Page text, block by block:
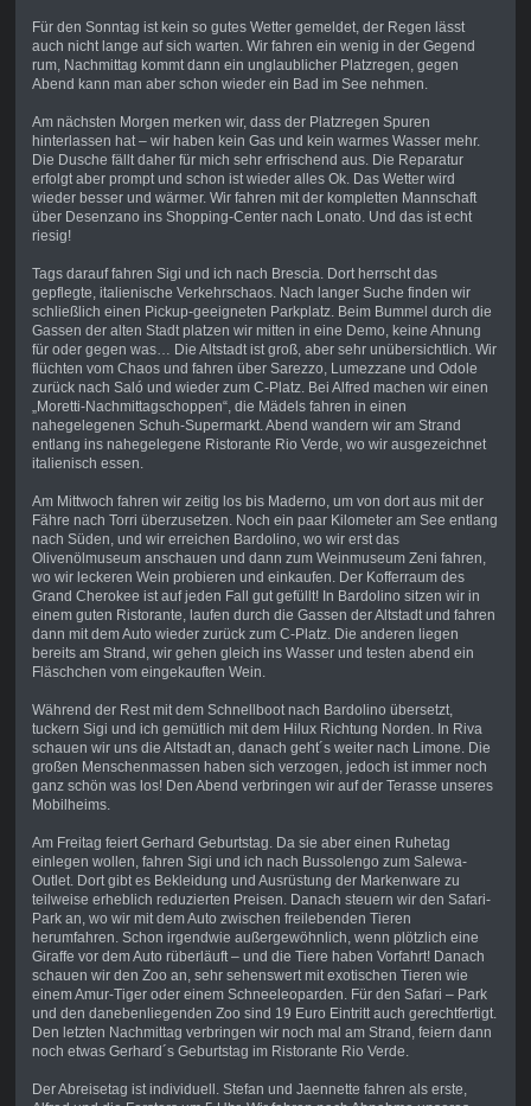
Für den Sonntag ist kein so gutes Wetter gemeldet, der Regen lässt
auch nicht lange auf sich warten. Wir fahren ein wenig in der Gegend
rum, Nachmittag kommt dann ein unglaublicher Platzregen, gegen
Abend kann man aber schon wieder ein Bad im See nehmen.
Am nächsten Morgen merken wir, dass der Platzregen Spuren
hinterlassen hat – wir haben kein Gas und kein warmes Wasser mehr.
Die Dusche fällt daher für mich sehr erfrischend aus. Die Reparatur
erfolgt aber prompt und schon ist wieder alles Ok. Das Wetter wird
wieder besser und wärmer. Wir fahren mit der kompletten Mannschaft
über Desenzano ins Shopping-Center nach Lonato. Und das ist echt
riesig!
Tags darauf fahren Sigi und ich nach Brescia. Dort herrscht das
gepflegte, italienische Verkehrschaos. Nach langer Suche finden wir
schließlich einen Pickup-geeigneten Parkplatz. Beim Bummel durch die
Gassen der alten Stadt platzen wir mitten in eine Demo, keine Ahnung
für oder gegen was… Die Altstadt ist groß, aber sehr unübersichtlich. Wir
flüchten vom Chaos und fahren über Sarezzo, Lumezzane und Odole
zurück nach Saló und wieder zum C-Platz. Bei Alfred machen wir einen
„Moretti-Nachmittagschoppen“, die Mädels fahren in einen
nahegelegenen Schuh-Supermarkt. Abend wandern wir am Strand
entlang ins nahegelegene Ristorante Rio Verde, wo wir ausgezeichnet
italienisch essen.
Am Mittwoch fahren wir zeitig los bis Maderno, um von dort aus mit der
Fähre nach Torri überzusetzen. Noch ein paar Kilometer am See entlang
nach Süden, und wir erreichen Bardolino, wo wir erst das
Olivenölmuseum anschauen und dann zum Weinmuseum Zeni fahren,
wo wir leckeren Wein probieren und einkaufen. Der Kofferraum des
Grand Cherokee ist auf jeden Fall gut gefüllt! In Bardolino sitzen wir in
einem guten Ristorante, laufen durch die Gassen der Altstadt und fahren
dann mit dem Auto wieder zurück zum C-Platz. Die anderen liegen
bereits am Strand, wir gehen gleich ins Wasser und testen abend ein
Fläschchen vom eingekauften Wein.
Während der Rest mit dem Schnellboot nach Bardolino übersetzt,
tuckern Sigi und ich gemütlich mit dem Hilux Richtung Norden. In Riva
schauen wir uns die Altstadt an, danach geht´s weiter nach Limone. Die
großen Menschenmassen haben sich verzogen, jedoch ist immer noch
ganz schön was los! Den Abend verbringen wir auf der Terasse unseres
Mobilheims.
Am Freitag feiert Gerhard Geburtstag. Da sie aber einen Ruhetag
einlegen wollen, fahren Sigi und ich nach Bussolengo zum Salewa-
Outlet. Dort gibt es Bekleidung und Ausrüstung der Markenware zu
teilweise erheblich reduzierten Preisen. Danach steuern wir den Safari-
Park an, wo wir mit dem Auto zwischen freilebenden Tieren
herumfahren. Schon irgendwie außergewöhnlich, wenn plötzlich eine
Giraffe vor dem Auto rüberläuft – und die Tiere haben Vorfahrt! Danach
schauen wir den Zoo an, sehr sehenswert mit exotischen Tieren wie
einem Amur-Tiger oder einem Schneeleoparden. Für den Safari – Park
und den danebenliegenden Zoo sind 19 Euro Eintritt auch gerechtfertigt.
Den letzten Nachmittag verbringen wir noch mal am Strand, feiern dann
noch etwas Gerhard´s Geburtstag im Ristorante Rio Verde.
Der Abreisetag ist individuell. Stefan und Jaennette fahren als erste,